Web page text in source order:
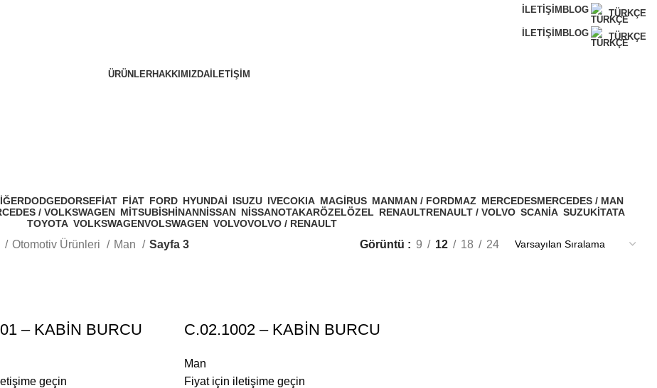
İLETIŞIM BLOG
TÜRKÇE
İLETIŞIM BLOG TÜRKÇE
ÜRÜNLERHAKKIMIZDA İLETIŞIM
DODGEDORSEFİAT FIAT FORD HYUNDAI ISUZU IVECOKIA MAGIRUS MANMAN / FORDMAZ MERCEDESMERCEDES / MAN
/ VOLKSWAGEN MITSUBISHINANNİSSAN NISSANOTAKARÖZELÖZEL RENAULTRENAULT / VOLVO SCANIA SUZUKITATA
TOYOTA VOLKSWAGENVOLSWAGEN VOLVOVOLVO / RENAULT
Otomotiv Ürünleri Man Sayfa 3 Görüntü 9 12 18 24
– KABİN BURCU
geçin
C.02.1002 – KABİN BURCU
Man
Fiyat için iletişime geçin